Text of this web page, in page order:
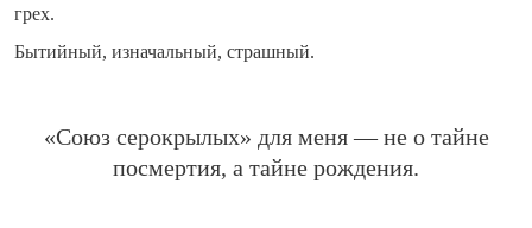
грех.
Бытийный, изначальный, страшный.
«Союз серокрылых» для меня — не о тайне
посмертия, а тайне рождения.